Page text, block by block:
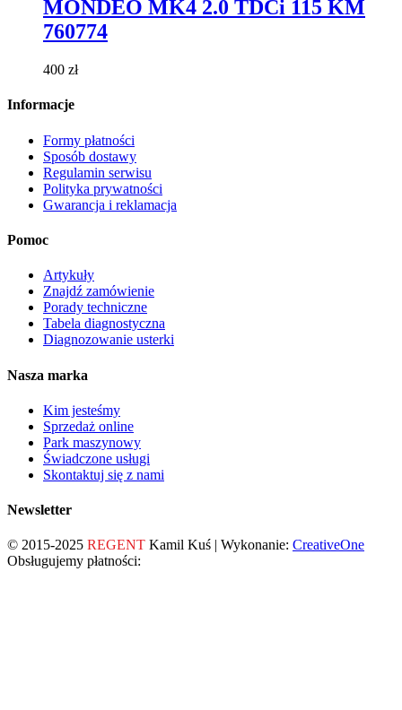
wariantów.
MONDEO MK4 2.0 TDCi 115 KM
760774
400 zł
Informacje
Formy płatności
Sposób dostawy
Regulamin serwisu
Polityka prywatności
Gwarancja i reklamacja
Pomoc
Artykuły
Znajdź zamówienie
Porady techniczne
Tabela diagnostyczna
Diagnozowanie usterki
Nasza marka
Kim jesteśmy
Sprzedaż online
Park maszynowy
Świadczone usługi
Skontaktuj się z nami
Newsletter
© 2015-2025 REGENT Kamil Kuś | Wykonanie: CreativeOne
Obsługujemy płatności: